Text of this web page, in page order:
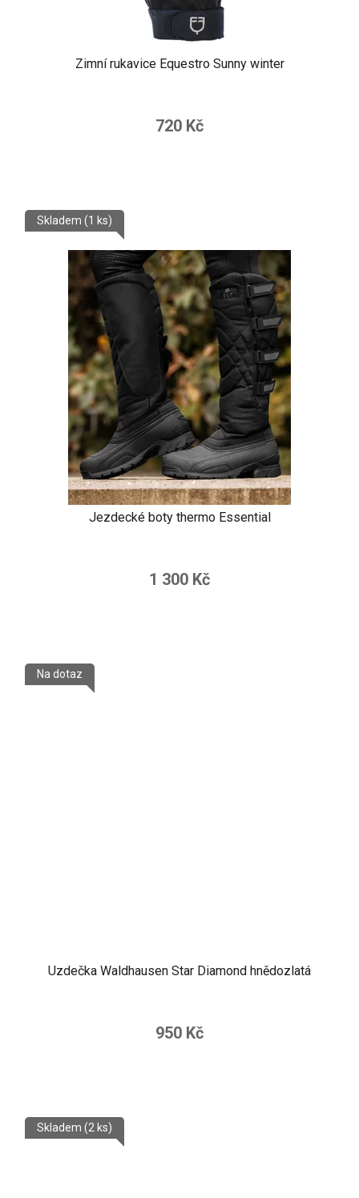
Zimní rukavice Equestro Sunny winter
720 Kč
Jezdecké boty thermo Essential
Skladem (1 ks)
1 300 Kč
Uzdečka Waldhausen Star Diamond hnědozlatá
Na dotaz
950 Kč
Skladem (2 ks)